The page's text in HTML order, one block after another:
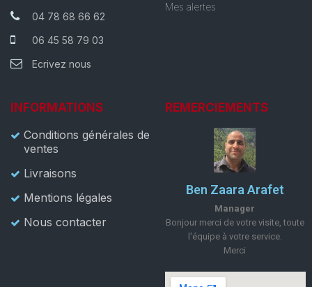
04 78 68 66 62
06 45 58 79 03
Ecrivez nous
Mes alertes
INFORMATIONS
Conditions générales de
ventes
Livraisons
Mentions légales
Nous contacter
REMERCIEMENTS
Ben Zaara Arafet
Manager
Bonjour merci de votre visite, toute
l'équipe à votre service.
Merci